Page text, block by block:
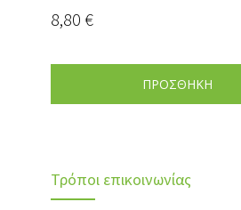
8,80 €
ΠΡΟΣΘΗΚΗ
Τρόποι επικοινωνίας